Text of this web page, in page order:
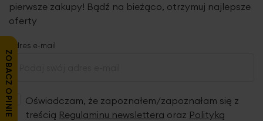
pierwsze zakupy! Bądź na bieżąco, otrzymuj najlepsze
oferty
Adres e-mail
Oświadczam, że zapoznałem/zapoznałam się z
treścią Regulaminu newslettera oraz Polityką
ZOBACZ OPINIE